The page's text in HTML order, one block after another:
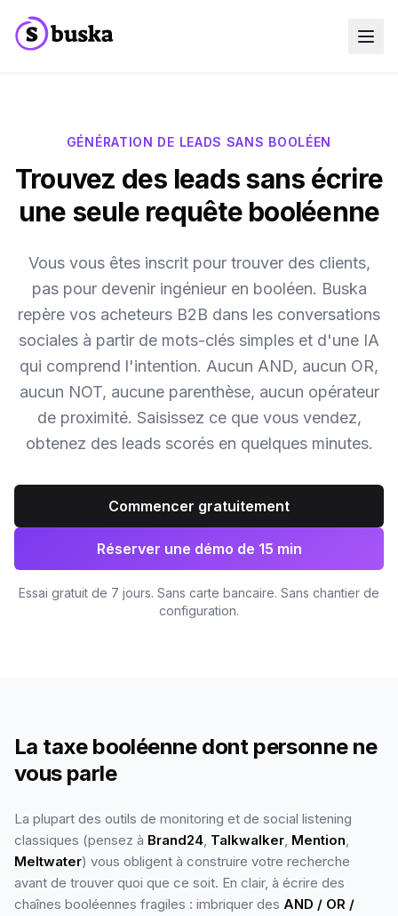
Équipes Sales
Découvrir Eko
NEW
Blog
Tarifs
Essai gratuit
GÉNÉRATION DE LEADS SANS BOOLÉEN
Trouvez des leads sans écrire
une seule requête booléenne
Vous vous êtes inscrit pour trouver des clients,
pas pour devenir ingénieur en booléen. Buska
repère vos acheteurs B2B dans les conversations
sociales à partir de mots-clés simples et d'une IA
qui comprend l'intention. Aucun AND, aucun OR,
aucun NOT, aucune parenthèse, aucun opérateur
de proximité. Saisissez ce que vous vendez,
obtenez des leads scorés en quelques minutes.
Commencer gratuitement
Réserver une démo de 15 min
Essai gratuit de 7 jours. Sans carte bancaire. Sans chantier de
configuration.
La taxe booléenne dont personne ne
vous parle
La plupart des outils de monitoring et de social listening
classiques (pensez à Brand24, Talkwalker, Mention,
Meltwater) vous obligent à construire votre recherche
avant de trouver quoi que ce soit. En clair, à écrire des
chaînes booléennes fragiles : imbriquer des AND / OR /